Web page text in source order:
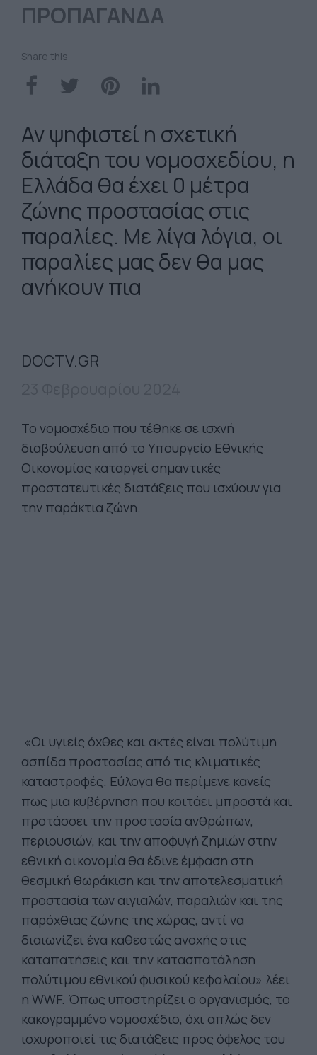
ΠΡΟΠΑΓΑΝΔΑ
Share this
Αν ψηφιστεί η σχετική
διάταξη του νομοσχεδίου, η
Ελλάδα θα έχει 0 μέτρα
ζώνης προστασίας στις
παραλίες. Με λίγα λόγια, οι
παραλίες μας δεν θα μας
ανήκουν πια
DOCTV.GR
Το νομοσχέδιο που τέθηκε σε ισχνή
διαβούλευση από το Υπουργείο Εθνικής
Οικονομίας καταργεί σημαντικές
προστατευτικές διατάξεις που ισχύουν για
την παράκτια ζώνη.
«Oι υγιείς όχθες και ακτές είναι πολύτιμη
ασπίδα προστασίας από τις κλιματικές
καταστροφές. Εύλογα θα περίμενε κανείς
πως μια κυβέρνηση που κοιτάει μπροστά και
προτάσσει την προστασία ανθρώπων,
περιουσιών, και την αποφυγή ζημιών στην
εθνική οικονομία θα έδινε έμφαση στη
θεσμική θωράκιση και την αποτελεσματική
προστασία των αιγιαλών, παραλιών και της
παρόχθιας ζώνης της χώρας, αντί να
διαιωνίζει ένα καθεστώς ανοχής στις
καταπατήσεις και την κατασπατάληση
πολύτιμου εθνικού φυσικού κεφαλαίου» λέει
η WWF. Όπως υποστηρίζει ο οργανισμός, τo
κακογραμμένο νομοσχέδιο, όχι απλώς δεν
ισχυροποιεί τις διατάξεις προς όφελος του